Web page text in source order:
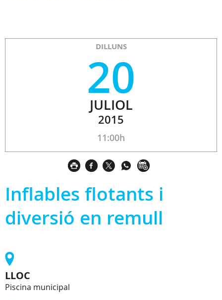
DILLUNS
20
JULIOL
2015
11:00h
Inflables flotants i
diversió en remull
LLOC
Piscina municipal